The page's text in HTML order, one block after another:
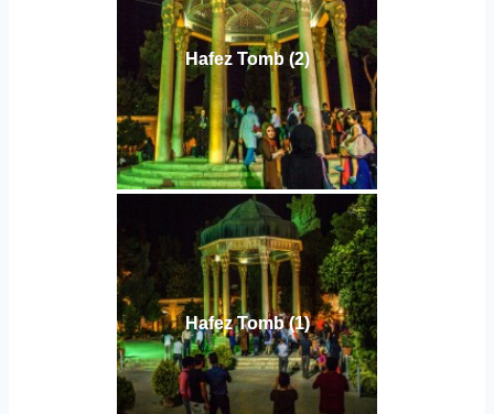
Hafez Tomb (2)
Hafez Tomb (1)